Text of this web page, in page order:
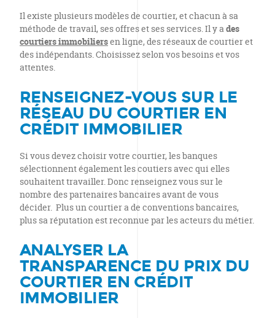
Il existe plusieurs modèles de courtier, et chacun à sa
méthode de travail, ses offres et ses services. Il y ades
courtiers immobiliersen ligne, des réseaux de courtier et
des indépendants. Choisissez selon vos besoins et vos
attentes.
RENSEIGNEZ-VOUS SUR LE
RÉSEAU DU COURTIER EN
CRÉDIT IMMOBILIER
Si vous devez choisir votre courtier, les banques
sélectionnent également les coutiers avec qui elles
souhaitent travailler. Donc renseignez vous sur le
nombre des partenaires bancaires avant de vous
décider. Plus un courtier a de conventions bancaires,
plus sa réputation est reconnue par les acteurs du métier.
ANALYSER LA
TRANSPARENCE DU PRIX DU
COURTIER EN CRÉDIT
IMMOBILIER